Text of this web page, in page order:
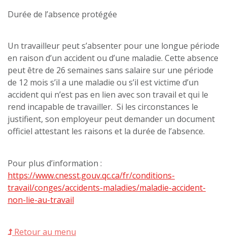
Durée de l’absence protégée
Un travailleur peut s’absenter pour une longue période
en raison d’un accident ou d’une maladie. Cette absence
peut être de 26 semaines sans salaire sur une période
de 12 mois s’il a une maladie ou s’il est victime d’un
accident qui n’est pas en lien avec son travail et qui le
rend incapable de travailler. Si les circonstances le
justifient, son employeur peut demander un document
officiel attestant les raisons et la durée de l’absence.
Pour plus d’information :
https://www.cnesst.gouv.qc.ca/fr/conditions-
travail/conges/accidents-maladies/maladie-accident-
non-lie-au-travail
Retour au menu